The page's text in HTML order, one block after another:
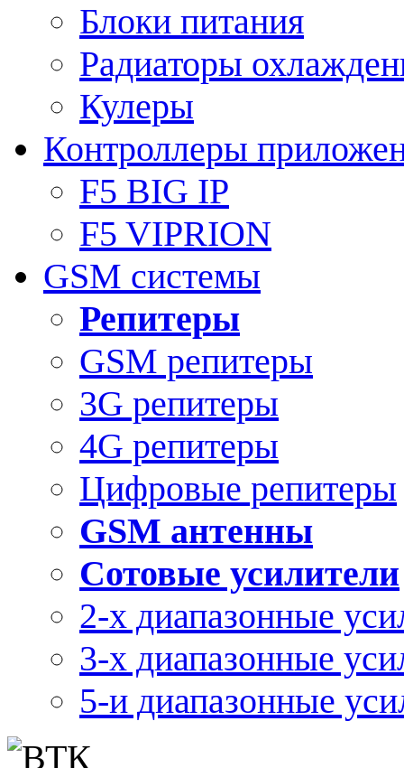
Блоки питания
Радиаторы
Кулеры
Контроллеры
F5 BIG IP
F5 VIPRION
GSM системы
Репитеры
GSM репитеры
3G репитеры
4G репитеры
Цифровые репитеры
GSM антенны
Сотовые усилители
2-х диапазонные
3-х диапазонные
5-и диапазонные